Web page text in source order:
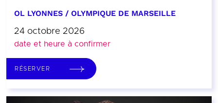
OL LYONNES / OLYMPIQUE DE MARSEILLE
24 octobre 2026
date et heure à confirmer
RÉSERVER